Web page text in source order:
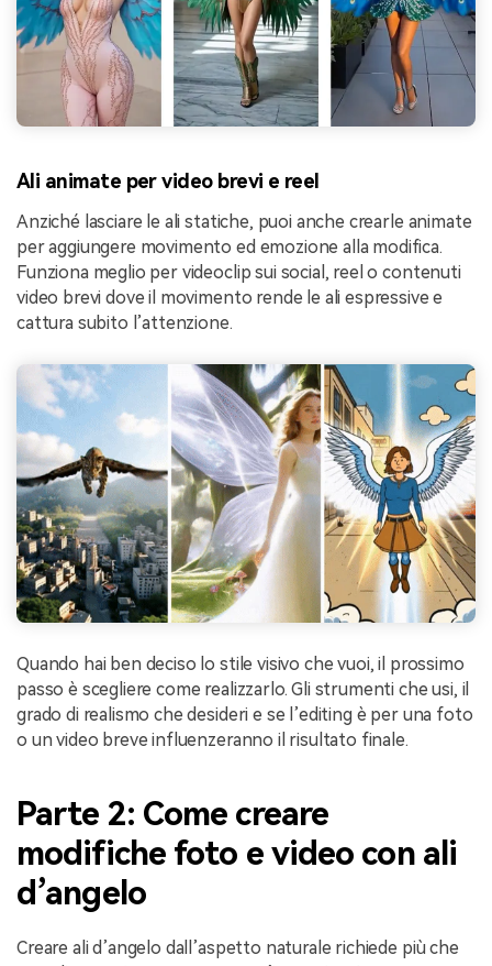
Ali animate per video brevi e reel
Anziché lasciare le ali statiche, puoi anche crearle animate
per aggiungere movimento ed emozione alla modifica.
Funziona meglio per videoclip sui social, reel o contenuti
video brevi dove il movimento rende le ali espressive e
cattura subito l’attenzione.
Quando hai ben deciso lo stile visivo che vuoi, il prossimo
passo è scegliere come realizzarlo. Gli strumenti che usi, il
grado di realismo che desideri e se l’editing è per una foto
o un video breve influenzeranno il risultato finale.
Parte 2: Come creare
modifiche foto e video con ali
d’angelo
Creare ali d’angelo dall’aspetto naturale richiede più che